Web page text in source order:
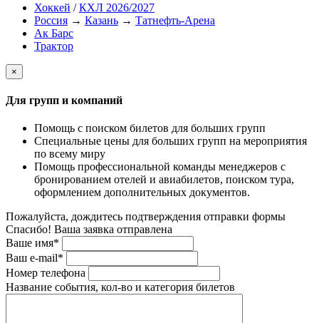
Хоккей /КХЛ 2026/2027
Россия → Казань → Татнефть-Арена
Ак Барс
Трактор
×
Для групп и компаний
Помощь с поиском билетов для больших групп
Специальные цены для больших групп на мероприятия
по всему миру
Помощь профессиональной команды менеджеров с
бронированием отелей и авиабилетов, поиском тура,
оформлением дополнительных документов.
Пожалуйста, дождитесь подтверждения отправки формы
Спасибо! Ваша заявка отправлена
Ваше имя*
Ваш e-mail*
Номер телефона
Название события, кол-во и категория билетов